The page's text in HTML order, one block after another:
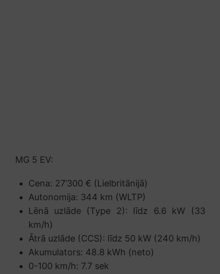
MG 5 EV:
Cena: 27’300 € (Lielbritānijā)
Autonomija: 344 km (WLTP)
Lēnā uzlāde (Type 2): līdz 6.6 kW (33
km/h)
Ātrā uzlāde (CCS): līdz 50 kW (240 km/h)
Akumulators: 48.8 kWh (neto)
0-100 km/h: 7.7 sek